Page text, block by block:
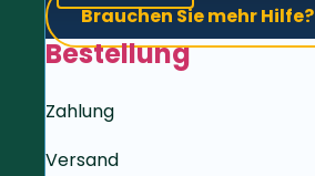
Brauchen Sie mehr Hilfe?
Bestellung
Zahlung
Versand